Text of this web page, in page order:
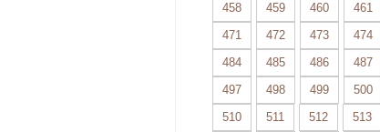
458
459 460 461
471
472 473 474
484
485 486 487
497
498 499 500
510
511 512 513